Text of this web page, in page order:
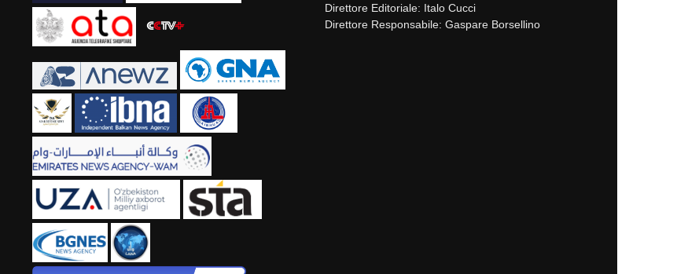
Direttore Editoriale: Italo Cucci
Direttore Responsabile: Gaspare Borsellino